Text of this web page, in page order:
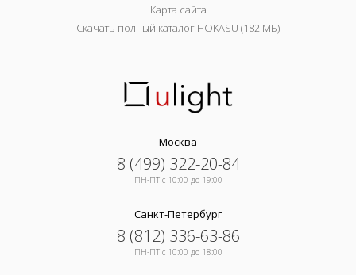
Карта сайта
Скачать полный каталог HOKASU (182 МБ)
Москва
8 (499) 322-20-84
ПН-ПТ c 10:00 до 19:00
Санкт-Петербург
8 (812) 336-63-86
ПН-ПТ c 10:00 до 18:00